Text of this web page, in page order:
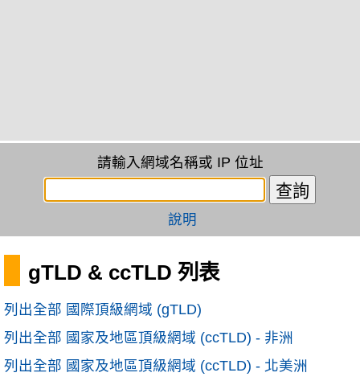
請輸入網域名稱或 IP 位址
說明
gTLD & ccTLD 列表
列出全部 國際頂級網域 (gTLD)
列出全部 國家及地區頂級網域 (ccTLD) - 非洲
列出全部 國家及地區頂級網域 (ccTLD) - 北美洲